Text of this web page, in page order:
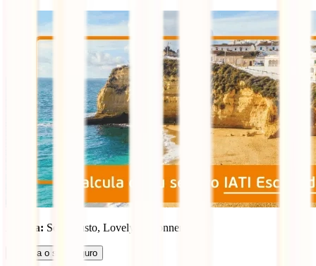
Autora: Sónia Justo, Lovely Lisbonner
Calcula o seu seguro